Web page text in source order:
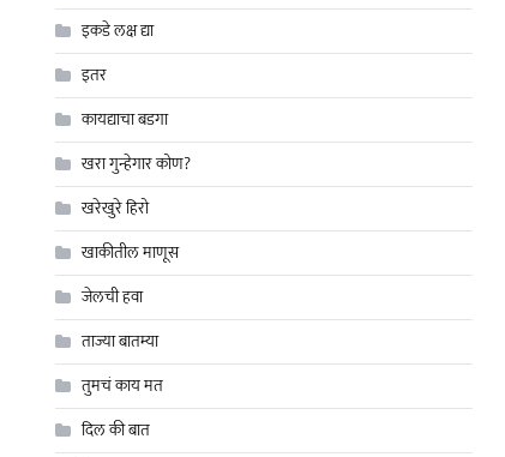
इकडे लक्ष द्या
इतर
कायद्याचा बडगा
खरा गुन्हेगार कोण?
खरेखुरे हिरो
खाकीतील माणूस
जेलची हवा
ताज्या बातम्या
तुमचं काय मत
दिल की बात